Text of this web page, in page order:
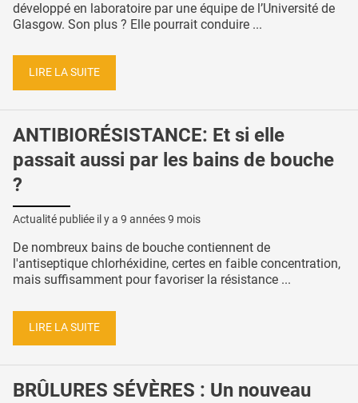
développé en laboratoire par une équipe de l’Université de
Glasgow. Son plus ? Elle pourrait conduire ...
LIRE LA SUITE
ANTIBIORÉSISTANCE: Et si elle
passait aussi par les bains de bouche
?
Actualité publiée il y a 9 années 9 mois
De nombreux bains de bouche contiennent de
l'antiseptique chlorhéxidine, certes en faible concentration,
mais suffisamment pour favoriser la résistance ...
LIRE LA SUITE
BRÛLURES SÉVÈRES : Un nouveau